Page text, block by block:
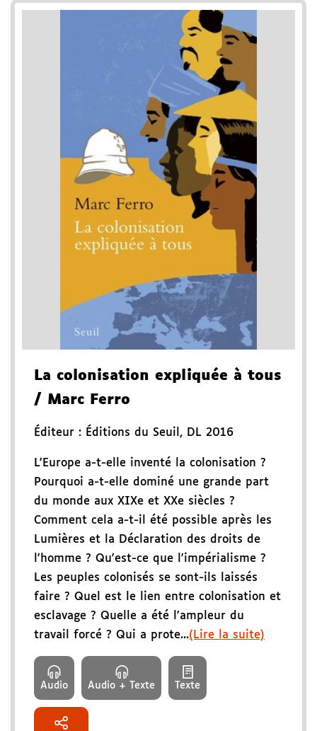
La colonisation expliquée à tous
/ Marc Ferro
Éditeur : Éditions du Seuil , DL 2016
L'Europe a-t-elle inventé la colonisation ?
Pourquoi a-t-elle dominé une grande part
du monde aux XIXe et XXe siècles ?
Comment cela a-t-il été possible après les
Lumières et la Déclaration des droits de
l'homme ? Qu'est-ce que l'impérialisme ?
Les peuples colonisés se sont-ils laissés
faire ? Quel est le lien entre colonisation et
esclavage ? Quelle a été l'ampleur du
travail forcé ? Qui a prote...(Lire la suite)
Audio Audio + Texte Texte